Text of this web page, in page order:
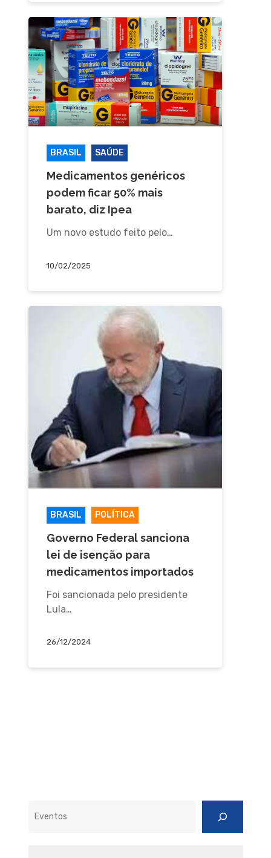
BRASIL SAÚDE
Medicamentos genéricos
podem ficar 50% mais
barato, diz Ipea
Um novo estudo feito pelo…
10/02/2025
BRASIL POLÍTICA
Governo Federal sanciona
lei de isenção para
medicamentos importados
Foi sancionada pelo presidente
Lula…
26/12/2024